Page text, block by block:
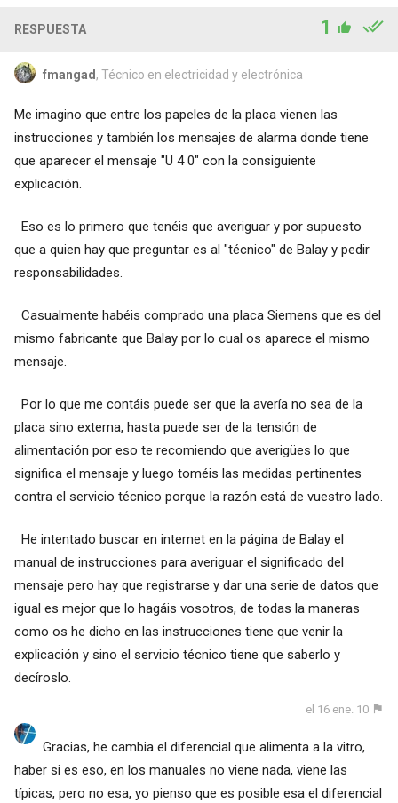
RESPUESTA 1
fmangad , Técnico en electricidad y electrónica
Me imagino que entre los papeles de la placa vienen las
instrucciones y también los mensajes de alarma donde tiene
que aparecer el mensaje "U 4 0" con la consiguiente
explicación.
Eso es lo primero que tenéis que averiguar y por supuesto
que a quien hay que preguntar es al "técnico" de Balay y pedir
responsabilidades.
Casualmente habéis comprado una placa Siemens que es del
mismo fabricante que Balay por lo cual os aparece el mismo
mensaje.
Por lo que me contáis puede ser que la avería no sea de la
placa sino externa, hasta puede ser de la tensión de
alimentación por eso te recomiendo que averigües lo que
significa el mensaje y luego toméis las medidas pertinentes
contra el servicio técnico porque la razón está de vuestro lado.
He intentado buscar en internet en la página de Balay el
manual de instrucciones para averiguar el significado del
mensaje pero hay que registrarse y dar una serie de datos que
igual es mejor que lo hagáis vosotros, de todas la maneras
como os he dicho en las instrucciones tiene que venir la
explicación y sino el servicio técnico tiene que saberlo y
decíroslo.
el 16 ene. 10
Gracias, he cambia el diferencial que alimenta a la vitro,
haber si es eso, en los manuales no viene nada, viene las
típicas, pero no esa, yo pienso que es posible esa el diferencial